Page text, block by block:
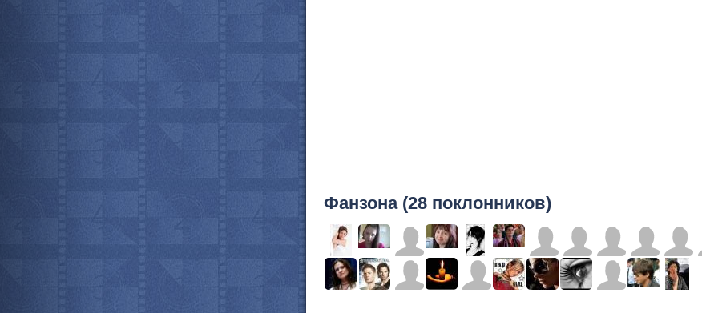
Фанзона (28 поклонников)